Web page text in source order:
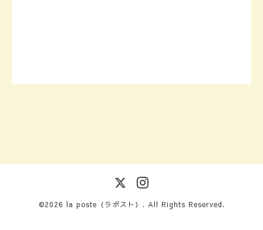
©2026 la poste（ラポスト） . All Rights Reserved.